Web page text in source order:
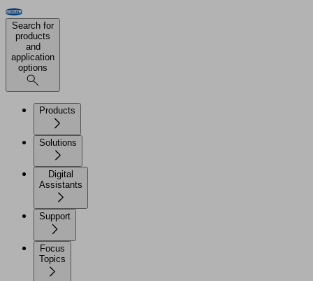
Search for
products
and
application
options
Products
Solutions
Digital
Assistants
Support
Focus
Topics